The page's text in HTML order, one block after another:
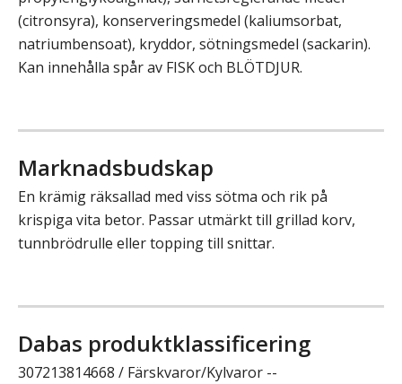
(citronsyra), konserveringsmedel (kaliumsorbat,
natriumbensoat), kryddor, sötningsmedel (sackarin).
Kan innehålla spår av FISK och BLÖTDJUR.
Marknadsbudskap
En krämig räksallad med viss sötma och rik på
krispiga vita betor. Passar utmärkt till grillad korv,
tunnbrödrulle eller topping till snittar.
Dabas produktklassificering
307213814668 / Färskvaror/Kylvaror --